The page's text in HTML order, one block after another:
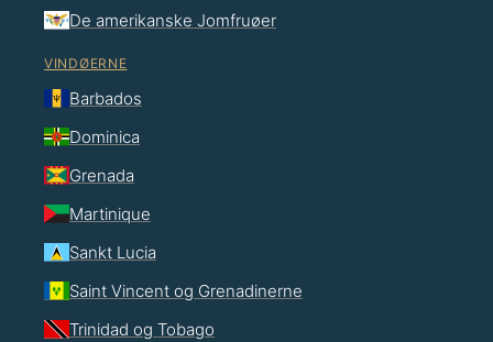
De amerikanske Jomfruøer
VINDØERNE
Barbados
Dominica
Grenada
Martinique
Sankt Lucia
Saint Vincent og Grenadinerne
Trinidad og Tobago